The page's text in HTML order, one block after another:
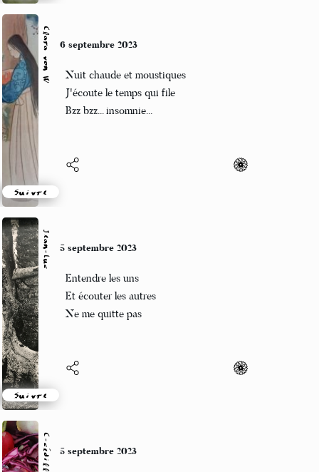
Clara von W
Suivre
6 septembre 2023
Nuit chaude et moustiques
J'écoute le temps qui file
Bzz bzz... insomnie...
Jean-Luc
Suivre
5 septembre 2023
Entendre les uns
Et écouter les autres
Ne me quitte pas
C-cédille 5 septembre 2023